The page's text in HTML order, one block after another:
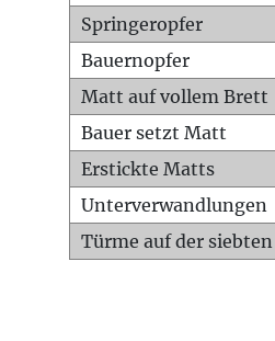
Springeropfer
Bauernopfer
Matt auf vollem Brett
Bauer setzt Matt
Erstickte Matts
Unterverwandlungen
Türme auf der siebten